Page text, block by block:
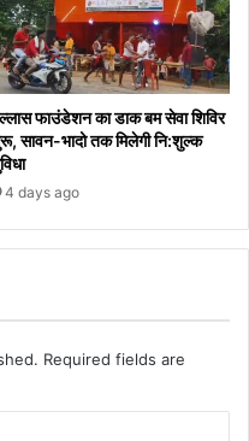
फाउंडेशन का डाक बम सेवा शिविर
सावन-भादो तक मिलेगी नि:शुल्क
4 days ago
Required fields are